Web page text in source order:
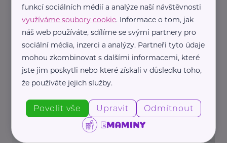
MaVe PR
Hemofilie vyžaduje každodenní péči. Moderní
léčba dává naději, riziko krvácení ale trvá
funkcí sociálních médií a analýze naší návštěvnosti
využíváme soubory cookie. Informace o tom, jak
náš web používáte, sdílíme se svými partnery pro
sociální média, inzerci a analýzy. Partneři tyto údaje
mohou zkombinovat s dalšími informacemi, které
jste jim poskytli nebo které získali v důsledku toho,
že používáte jejich služby.
Povolit vše Upravit Odmítnout